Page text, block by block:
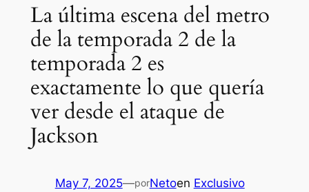
La última escena del metro
de la temporada 2 de la
temporada 2 es
exactamente lo que quería
ver desde el ataque de
Jackson
May 7, 2025—porNetoen Exclusivo